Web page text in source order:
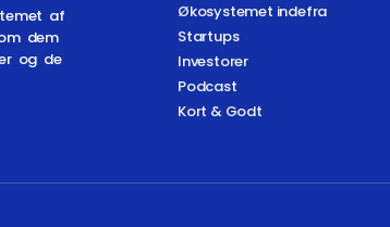
af
dem
og de
Økosystemet indefra
Startups
Investorer
Podcast
Kort & Godt